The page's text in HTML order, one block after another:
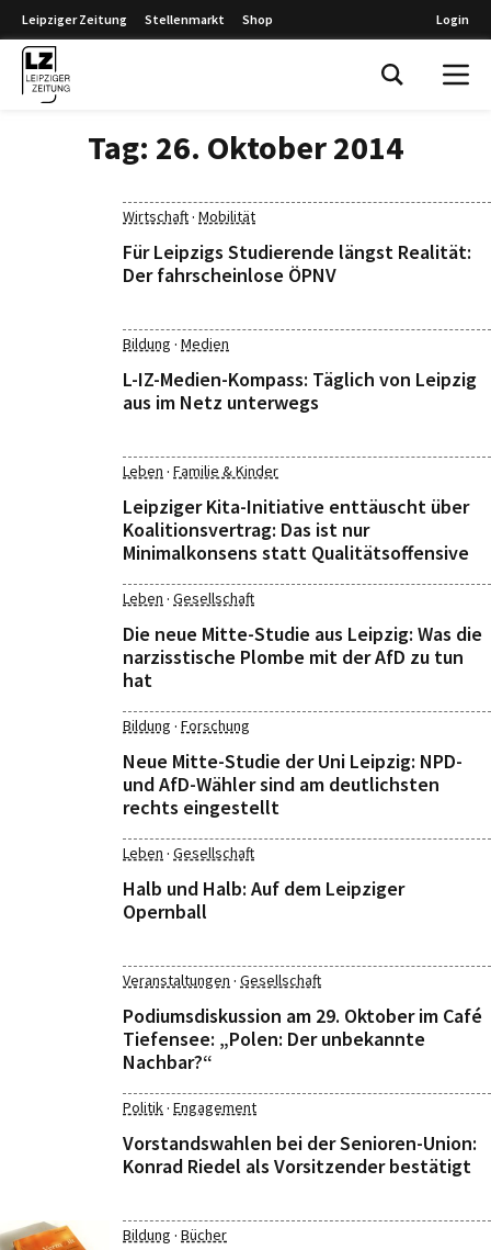
Leipziger Zeitung Stellenmarkt Shop Login
Tag: 26. Oktober 2014
Wirtschaft· Mobilität
Für Leipzigs Studierende längst Realität:
Der fahrscheinlose ÖPNV
Bildung · Medien
L-IZ-Medien-Kompass: Täglich von Leipzig
aus im Netz unterwegs
Leben · Familie & Kinder
Leipziger Kita-Initiative enttäuscht über
Koalitionsvertrag: Das ist nur
Minimalkonsens statt Qualitätsoffensive
Leben · Gesellschaft
Die neue Mitte-Studie aus Leipzig: Was die
narzisstische Plombe mit der AfD zu tun
hat
Bildung · Forschung
Neue Mitte-Studie der Uni Leipzig: NPD-
und AfD-Wähler sind am deutlichsten
rechts eingestellt
Leben · Gesellschaft
Halb und Halb: Auf dem Leipziger
Opernball
Veranstaltungen · Gesellschaft
Podiumsdiskussion am 29. Oktober im Café
Tiefensee: „Polen: Der unbekannte
Nachbar?“
Politik· Engagement
Vorstandswahlen bei der Senioren-Union:
Konrad Riedel als Vorsitzender bestätigt
Bildung · Bücher